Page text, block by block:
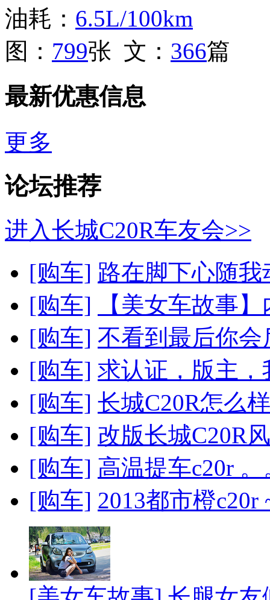
油耗： 6.5L/100km
图： 799张 文： 366篇
最新优惠信息
更多
论坛推荐
进入长城C20R车友会>>
[购车] 路在脚下心随我
[购车]
【美女车故事
[购车] 不看到最后你
[购车] 求认证，版主，
[购车] 长城C20R怎么
[购车] 改版长城C20R
[购车] 高温提车c20r
[购车] 2013都市橙c20r